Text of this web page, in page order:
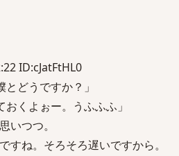
ID:cJatFtHL0
どうですか？」
くよぉー。うふふふ」
いつつ。
すね。そろそろ遅いですから。